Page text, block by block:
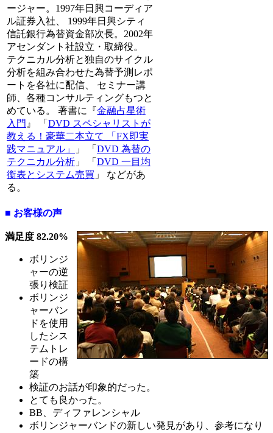
ージャー。1997年日興コーディア
ル証券入社、 1999年日興シティ
信託銀行為替資金部次長。2002年
アセンダント社設立・取締役。
テクニカル分析と独自のサイクル
分析を組み合わせた為替予測レポ
ートを各社に配信、 セミナー講
師、各種コンサルティングもつと
めている。 著書に『金融占星術
入門 』 「 DVD スペシャリストが
教える！豪華二本立て 「FX即実
践マニュアル」
」 「 DVD 為替の
テクニカル分析 」 「 DVD 一目均
衡表とシステム売買 」 などがあ
る。
■ お客様の声
満足度 82.20%
ボリンジ
ャーの逆
張り検証
ボリンジ
ャーバン
ドを使用
したシス
テムトレ
ードの構
築
検証のお話が印象的だった。
とても良かった。
BB、ディファレンシャル
ボリンジャーバンドの新しい発見があり、参考になり